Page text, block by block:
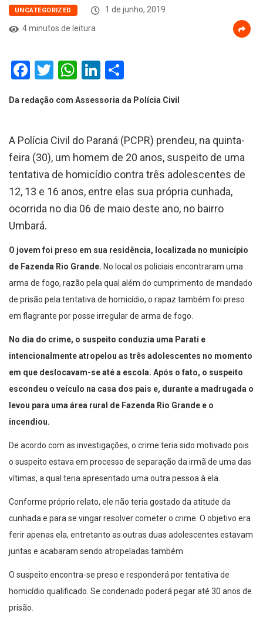
UNCATEGORIZED
1 de junho, 2019
4 minutos de leitura
Facebook
Twitter
WhatsApp
LinkedIn
Da redação com Assessoria da Polícia Civil
A Polícia Civil do Paraná (PCPR) prendeu, na quinta-
feira (30), um homem de 20 anos, suspeito de uma
tentativa de homicídio contra três adolescentes de
12, 13 e 16 anos, entre elas sua própria cunhada,
ocorrida no dia 06 de maio deste ano, no bairro
Umbará.
O jovem foi preso em sua residência, localizada no município
de Fazenda Rio Grande. No local os policiais encontraram uma
arma de fogo, razão pela qual além do cumprimento de mandado
de prisão pela tentativa de homicídio, o rapaz também foi preso
em flagrante por posse irregular de arma de fogo.
No dia do crime, o suspeito conduzia uma Parati e
intencionalmente atropelou as três adolescentes no momento
em que deslocavam-se até a escola. Após o fato, o suspeito
escondeu o veículo na casa dos pais e, durante a madrugada o
levou para uma área rural de Fazenda Rio Grande e o
incendiou.
De acordo com as investigações, o crime teria sido motivado pois
o suspeito estava em processo de separação da irmã de uma das
vítimas, a qual teria apresentado uma outra pessoa à ela.
Conforme próprio relato, ele não teria gostado da atitude da
cunhada e para se vingar resolver cometer o crime. O objetivo era
ferir apenas ela, entretanto as outras duas adolescentes estavam
juntas e acabaram sendo atropeladas também.
O suspeito encontra-se preso e responderá por tentativa de
homicídio qualificado. Se condenado poderá pegar até 30 anos de
prisão.